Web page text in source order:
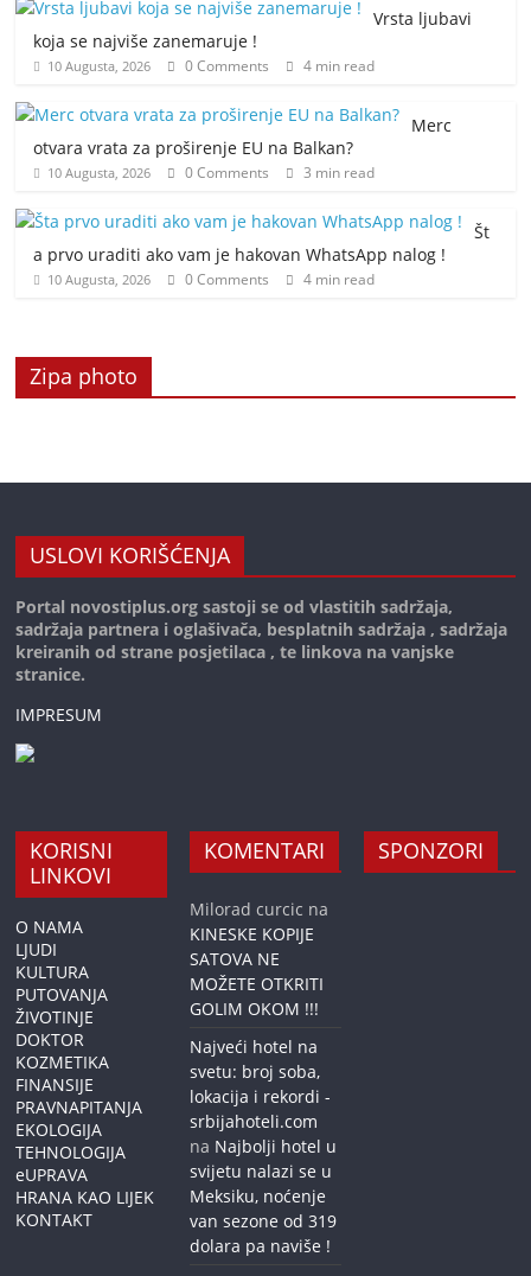
Vrsta ljubavi
koja se najviše zanemaruje !
10 Augusta, 2026 0 Comments 4 min read
Merc
otvara vrata za proširenje EU na Balkan?
10 Augusta, 2026 0 Comments 3 min read
Št
a prvo uraditi ako vam je hakovan WhatsApp nalog !
10 Augusta, 2026 0 Comments 4 min read
Zipa photo
USLOVI KORIŠĆENJA
Portal novostiplus.org sastoji se od vlastitih sadržaja,
sadržaja partnera i oglašivača, besplatnih sadržaja , sadržaja
kreiranih od strane posjetilaca , te linkova na vanjske
stranice.
IMPRESUM
KORISNI
LINKOVI
O NAMA
LJUDI
KULTURA
PUTOVANJA
ŽIVOTINJE
DOKTOR
KOZMETIKA
FINANSIJE
PRAVNAPITANJA
EKOLOGIJA
TEHNOLOGIJA
eUPRAVA
HRANA KAO LIJEK
KONTAKT
KOMENTARI
Milorad curcic na
KINESKE KOPIJE
SATOVA NE
MOŽETE OTKRITI
GOLIM OKOM !!!
Najveći hotel na
svetu: broj soba,
lokacija i rekordi -
srbijahoteli.com
na Najbolji hotel u
svijetu nalazi se u
Meksiku, noćenje
van sezone od 319
dolara pa naviše !
SPONZORI